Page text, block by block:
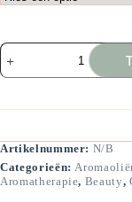
Aromassage
Citrusfun
aantal
Artikelnummer: N/B
Categorieën:
Aromatherapie, Beauty,